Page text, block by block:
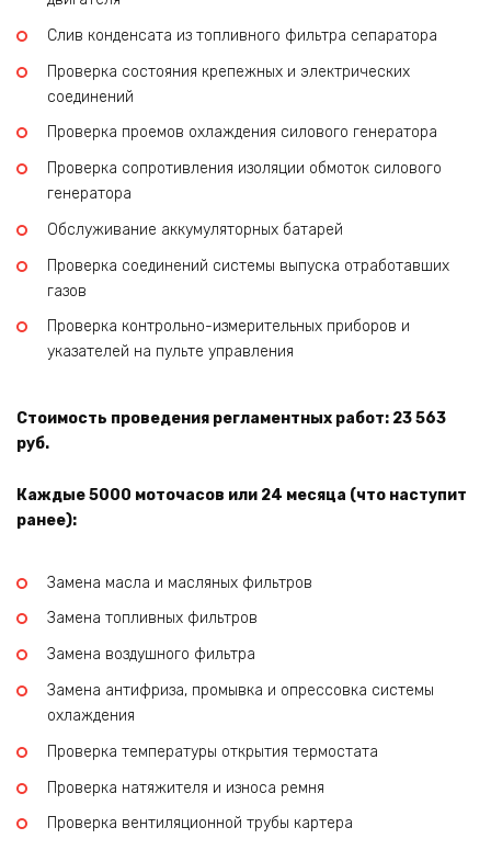
Слив конденсата из топливного фильтра сепаратора
Проверка состояния крепежных и электрических
соединений
Проверка проемов охлаждения силового генератора
Проверка сопротивления изоляции обмоток силового
генератора
Обслуживание аккумуляторных батарей
Проверка соединений системы выпуска отработавших
газов
Проверка контрольно-измерительных приборов и
указателей на пульте управления
Стоимость проведения регламентных работ: 23 563
руб.
Каждые 5000 моточасов или 24 месяца (что наступит
ранее):
Замена масла и масляных фильтров
Замена топливных фильтров
Замена воздушного фильтра
Замена антифриза, промывка и опрессовка системы
охлаждения
Проверка температуры открытия термостата
Проверка натяжителя и износа ремня
Проверка вентиляционной трубы картера